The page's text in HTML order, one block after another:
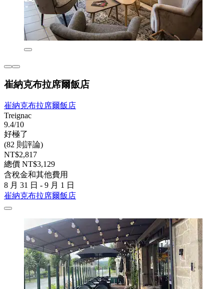
崔納克布拉席爾飯店
崔納克布拉席爾飯店
Treignac
9.4/10
好極了
(82 則評論)
NT$2,817
總價 NT$3,129
含稅金和其他費用
8 月 31 日 - 9 月 1 日
崔納克布拉席爾飯店